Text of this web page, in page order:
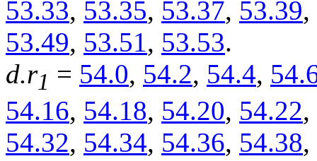
53.33, 53.35, 53.37, 53.39,
53.49, 53.51 , 53.53.
d.r1 = 54.0, 54.2, 54.4,
54.16, 54.18, 54.20, 54.22,
54.32, 54.34, 54.36, 54.38,